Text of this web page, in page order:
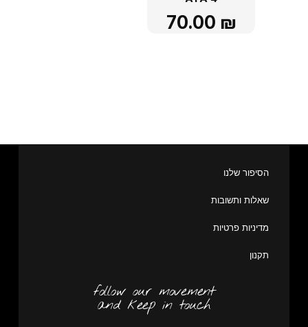
70.00 ₪
הסיפור שלנו
שאלות ותשובות
מדיניות פרטיות
תקנון
follow our movement
and keep in touch